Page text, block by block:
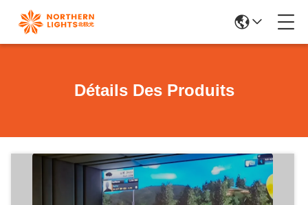
Détails Des Produits